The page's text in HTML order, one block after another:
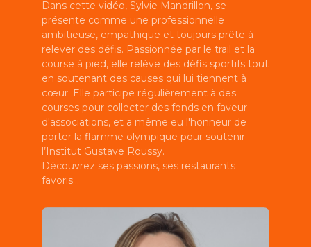
Dans cette vidéo, Sylvie Mandrillon, se
présente comme une professionnelle
ambitieuse, empathique et toujours prête à
relever des défis. Passionnée par le trail et la
course à pied, elle relève des défis sportifs tout
en soutenant des causes qui lui tiennent à
cœur. Elle participe régulièrement à des
courses pour collecter des fonds en faveur
d'associations, et a même eu l'honneur de
porter la flamme olympique pour soutenir
l’Institut Gustave Roussy.
Découvrez ses passions, ses restaurants
favoris…